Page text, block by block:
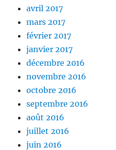
avril 2017
mars 2017
février 2017
janvier 2017
décembre 2016
novembre 2016
octobre 2016
septembre 2016
août 2016
juillet 2016
juin 2016